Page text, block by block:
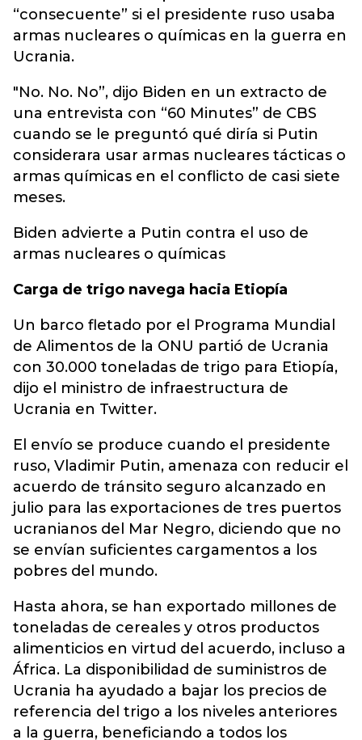
“consecuente” si el presidente ruso usaba
armas nucleares o químicas en la guerra en
Ucrania.
"No. No. No”, dijo Biden en un extracto de
una entrevista con “60 Minutes” de CBS
cuando se le preguntó qué diría si Putin
considerara usar armas nucleares tácticas o
armas químicas en el conflicto de casi siete
meses.
Biden advierte a Putin contra el uso de
armas nucleares o químicas
Carga de trigo navega hacia Etiopía
Un barco fletado por el Programa Mundial
de Alimentos de la ONU partió de Ucrania
con 30.000 toneladas de trigo para Etiopía,
dijo el ministro de infraestructura de
Ucrania en Twitter.
El envío se produce cuando el presidente
ruso, Vladimir Putin, amenaza con reducir el
acuerdo de tránsito seguro alcanzado en
julio para las exportaciones de tres puertos
ucranianos del Mar Negro, diciendo que no
se envían suficientes cargamentos a los
pobres del mundo.
Hasta ahora, se han exportado millones de
toneladas de cereales y otros productos
alimenticios en virtud del acuerdo, incluso a
África. La disponibilidad de suministros de
Ucrania ha ayudado a bajar los precios de
referencia del trigo a los niveles anteriores
a la guerra, beneficiando a todos los